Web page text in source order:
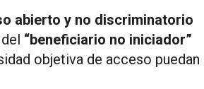
abierto y no discriminatorio
“beneficiario no iniciador”
objetiva de acceso puedan